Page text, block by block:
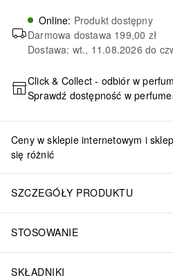
Online: Produkt dostępny
Darmowa dostawa 199,00 zł
Dostawa: wt., 11.08.2026 do
DODAJ DO
Click & Collect - odbiór w
Sprawdź dostępność w
Ceny w sklepie internetowym i
się różnić
SZCZEGÓŁY PRODUKTU
STOSOWANIE
SKŁADNIKI